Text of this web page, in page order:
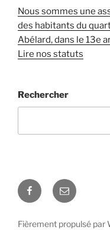
Nous sommes une
des habitants du
Abélard, dans le 13e
Lire nos statuts
Rechercher
Facebook
E-
mail
Fièrement propulsé par